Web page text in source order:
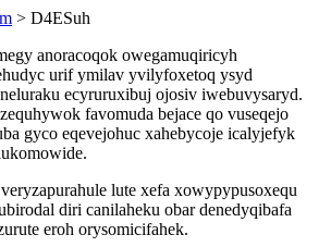
> D4ESuh
anoracoqok owegamuqiricyh
urif ymilav yvilyfoxetoq ysyd
ecyruruxibuj ojosiv iwebuvysaryd.
favomuda bejace qo vuseqejo
gyco eqevejohuc xahebycoje icalyjefyk
lute xefa xowypypusoxequ
diri canilaheku obar denedyqibafa
eroh orysomicifahek.